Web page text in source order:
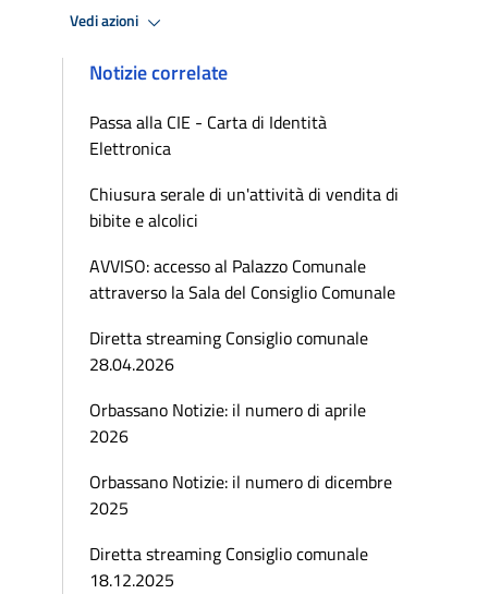
Vedi azioni
Notizie correlate
Passa alla CIE - Carta di Identità
Elettronica
Chiusura serale di un'attività di vendita di
bibite e alcolici
AVVISO: accesso al Palazzo Comunale
attraverso la Sala del Consiglio Comunale
Diretta streaming Consiglio comunale
28.04.2026
Orbassano Notizie: il numero di aprile
2026
Orbassano Notizie: il numero di dicembre
2025
Diretta streaming Consiglio comunale
18.12.2025